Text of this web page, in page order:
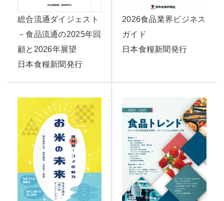
総合流通ダイジェスト
－食品流通の2025年回
顧と2026年展望
日本食糧新聞発行
2026食品業界ビジネス
ガイド
日本食糧新聞発行